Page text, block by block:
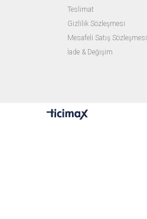
Teslimat
Gizlilik Sözleşmesi
Mesafeli Satış Sözleşmesi
İade & Değişim